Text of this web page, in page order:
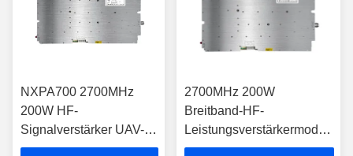
NXPA700 2700MHz
200W HF-
Signalverstärker UAV-
Modul für Radar
2700MHz 200W
Breitband-HF-
Leistungsverstärkermodul
NXPA700 Odm